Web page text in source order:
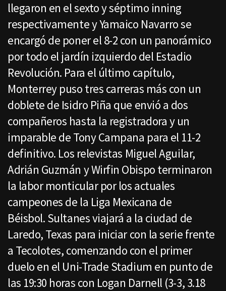
llegaron en el sexto y séptimo inning
respectivamente y Yamaico Navarro se
encargó de poner el 8-2 con un panorámico
por todo el jardín izquierdo del Estadio
Revolución. Para el último capítulo,
Monterrey puso tres carreras más con un
doblete de Isidro Piña que envió a dos
compañeros hasta la registradora y un
imparable de Tony Campana para el 11-2
definitivo. Los relevistas Miguel Aguilar,
Adrián Guzmán y Wirfin Obispo terminaron
la labor monticular por los actuales
campeones de la Liga Mexicana de
Béisbol. Sultanes viajará a la ciudad de
Laredo, Texas para iniciar con la serie frente
a Tecolotes, comenzando con el primer
duelo en el Uni-Trade Stadium en punto de
las 19:30 horas con Logan Darnell (3-3, 3.18